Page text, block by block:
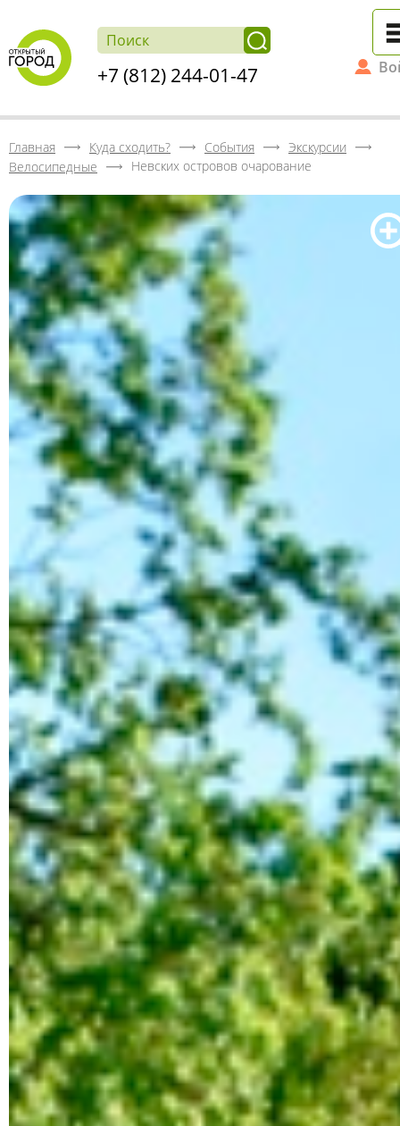
+7 (812) 244-01-47
Главная Куда сходить? События
Экскурсии
Велосипедные
Невских островов очарование